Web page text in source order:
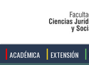
ACADÉMICA EXTENSIÓN